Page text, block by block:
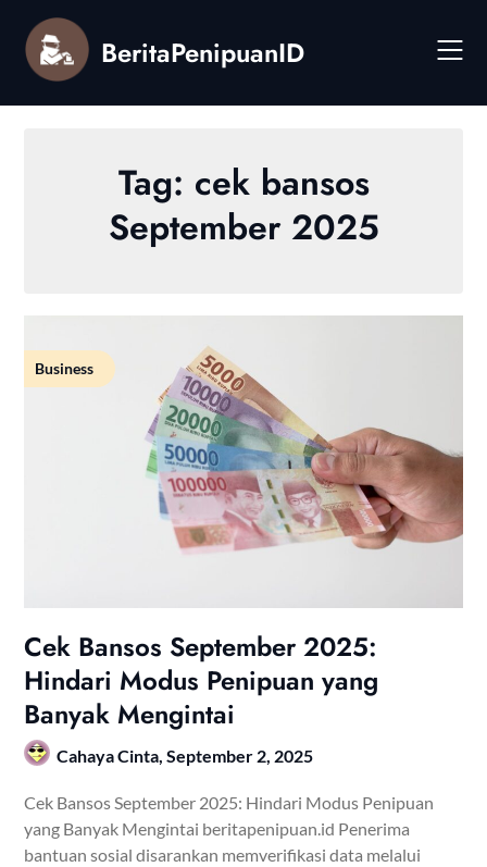
content
BeritaPenipuanID
Tag: cek bansos
September 2025
Business
Cek Bansos September 2025:
Hindari Modus Penipuan yang
Banyak Mengintai
Cahaya Cinta,September 2, 2025
Cek Bansos September 2025: Hindari Modus Penipuan
yang Banyak Mengintai beritapenipuan.id Penerima
bantuan sosial disarankan memverifikasi data melalui